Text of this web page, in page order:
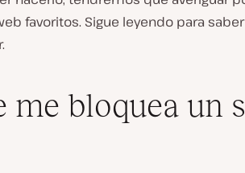
favoritos. Sigue leyendo para
me bloquea un